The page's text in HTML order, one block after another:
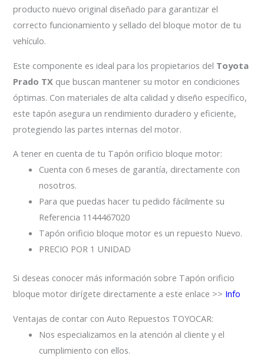
producto nuevo original diseñado para garantizar el
correcto funcionamiento y sellado del bloque motor de tu
vehículo.
Este componente es ideal para los propietarios del Toyota
Prado TX que buscan mantener su motor en condiciones
óptimas. Con materiales de alta calidad y diseño específico,
este tapón asegura un rendimiento duradero y eficiente,
protegiendo las partes internas del motor.
A tener en cuenta de tu Tapón orificio bloque motor:
Cuenta con 6 meses de garantía, directamente con
nosotros.
Para que puedas hacer tu pedido fácilmente su
Referencia 1144467020
Tapón orificio bloque motor es un repuesto Nuevo.
PRECIO POR 1 UNIDAD
Si deseas conocer más información sobre Tapón orificio
bloque motor dirígete directamente a este enlace >> Info
Ventajas de contar con Auto Repuestos TOYOCAR:
Nos especializamos en la atención al cliente y el
cumplimiento con ellos.